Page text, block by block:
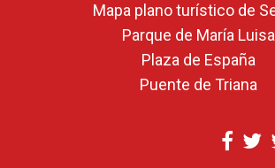
Mapa plano turístico de
Parque de María Luisa
Plaza de España
Puente de Triana